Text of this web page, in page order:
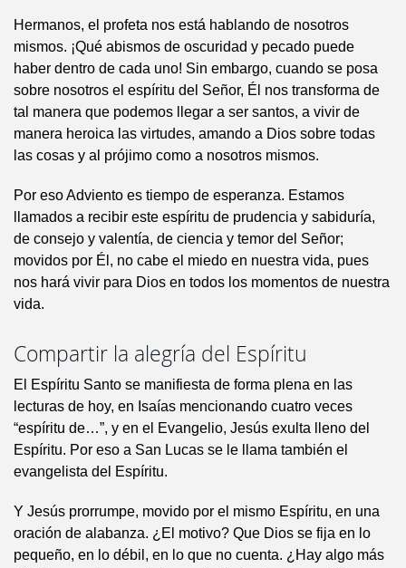
Hermanos, el profeta nos está hablando de nosotros
mismos. ¡Qué abismos de oscuridad y pecado puede
haber dentro de cada uno! Sin embargo, cuando se posa
sobre nosotros el espíritu del Señor, Él nos transforma de
tal manera que podemos llegar a ser santos, a vivir de
manera heroica las virtudes, amando a Dios sobre todas
las cosas y al prójimo como a nosotros mismos.
Por eso Adviento es tiempo de esperanza. Estamos
llamados a recibir este espíritu de prudencia y sabiduría,
de consejo y valentía, de ciencia y temor del Señor;
movidos por Él, no cabe el miedo en nuestra vida, pues
nos hará vivir para Dios en todos los momentos de nuestra
vida.
Compartir la alegría del Espíritu
El Espíritu Santo se manifiesta de forma plena en las
lecturas de hoy, en Isaías mencionando cuatro veces
“espíritu de…”, y en el Evangelio, Jesús exulta lleno del
Espíritu. Por eso a San Lucas se le llama también el
evangelista del Espíritu.
Y Jesús prorrumpe, movido por el mismo Espíritu, en una
oración de alabanza. ¿El motivo? Que Dios se fija en lo
pequeño, en lo débil, en lo que no cuenta. ¿Hay algo más